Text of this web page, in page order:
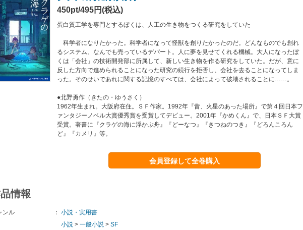
450pt/495円(税込)
蛋白質工学を専門とするぼくは、人工の生き物をつくる研究をしていた
科学者になりたかった。科学者になって怪獣を創りたかったのだ。どんなものでも創れ
るシステム。なんでも売っているデパート。人に夢を見せてくれる機械。大人になったぼ
くは「会社」の技術開発部に所属して、新しい生き物を作る研究をしていた。だが、意に
反した方向で進められることになった研究の続行を拒否し、会社を去ることになってしま
った。そのせいであれに関する記憶のすべては、会社によって破壊されることに……。
●北野勇作（きたの・ゆうさく）
1962年生まれ。大阪府在住。ＳＦ作家。1992年『昔、火星のあった場所』で第４回日本フ
ァンタジーノベル大賞優秀賞を受賞してデビュー。2001年『かめくん』で、日本ＳＦ大賞
受賞。著書に『クラゲの海に浮かぶ舟』『どーなつ』『きつねのつき』『どろんころん
ど』『カメリ』等。
会員登録して全巻購入
情報
ンル ： 小説・実用書
小説 > 一般小説 > SF